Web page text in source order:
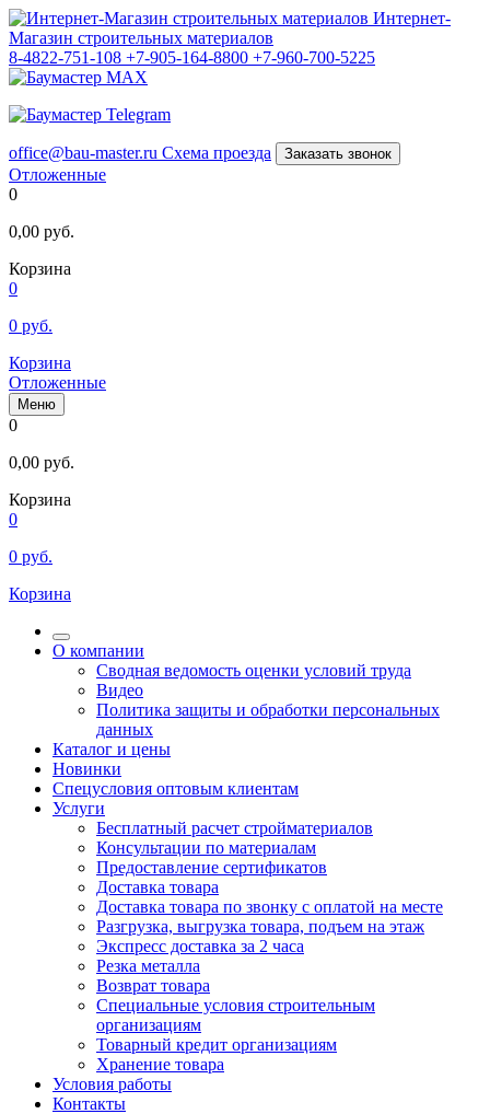
Интернет-
Магазин строительных материалов
8-4822-751-108 +7-905-164-8800 +7-960-700-5225
office@bau-master.ru Схема проезда Заказать звонок
Отложенные
0
0,00 руб.
Корзина
0
0 руб.
Корзина
Отложенные
Меню
0
0,00 руб.
Корзина
0
0 руб.
Корзина
О компании
Сводная ведомость оценки условий труда
Видео
Политика защиты и обработки персональных
данных
Каталог и цены
Новинки
Спецусловия оптовым клиентам
Услуги
Бесплатный расчет стройматериалов
Консультации по материалам
Предоставление сертификатов
Доставка товара
Доставка товара по звонку с оплатой на месте
Разгрузка, выгрузка товара, подъем на этаж
Экспресс доставка за 2 часа
Резка металла
Возврат товара
Специальные условия строительным
организациям
Товарный кредит организациям
Хранение товара
Условия работы
Контакты